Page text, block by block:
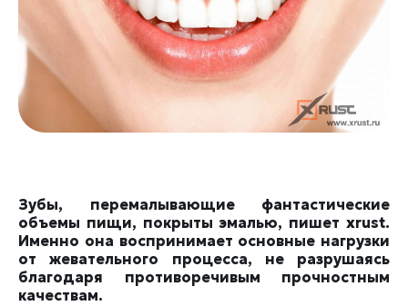
Зубы, перемалывающие фантастические
объемы пищи, покрыты эмалью, пишет xrust.
Именно она воспринимает основные нагрузки
от жевательного процесса, не разрушаясь
благодаря противоречивым прочностным
качествам.